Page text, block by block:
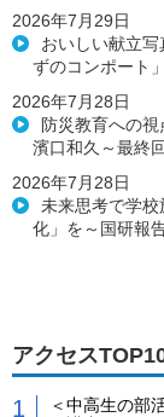
2026年7月29日
おいしい献立
ずのコンポート」
2026年7月28日
防災教育への
濱口和久～最終
2026年7月28日
未来思考で学
化」を～国研報
アクセス
＜中高生の部